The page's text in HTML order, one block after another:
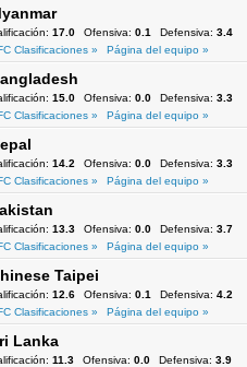
17.0 Ofensiva: 0.1 Defensiva: 3.4
Clasificaciones »
Página del equipo »
15.0 Ofensiva: 0.0 Defensiva: 3.3
Clasificaciones »
Página del equipo »
14.2 Ofensiva: 0.0 Defensiva: 3.3
Clasificaciones »
Página del equipo »
13.3 Ofensiva: 0.0 Defensiva: 3.7
Clasificaciones »
Página del equipo »
Taipei
12.6 Ofensiva: 0.1 Defensiva: 4.2
Clasificaciones »
Página del equipo »
Lanka
11.3 Ofensiva: 0.0 Defensiva: 3.9